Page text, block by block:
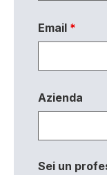
Email *
Azienda
Sei un